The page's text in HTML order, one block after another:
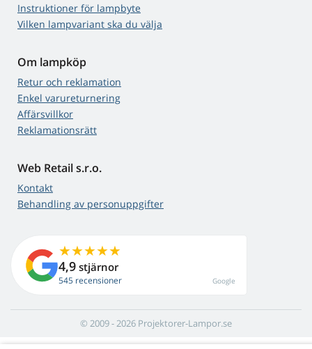
Instruktioner för lampbyte
Vilken lampvariant ska du välja
Om lampköp
Retur och reklamation
Enkel varureturnering
Affärsvillkor
Reklamationsrätt
Web Retail s.r.o.
Kontakt
Behandling av personuppgifter
4,9 stjärnor
545 recensioner Google
© 2009 - 2026 Projektorer-Lampor.se